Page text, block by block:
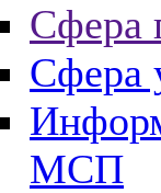
Сфера
Сфера
МСП